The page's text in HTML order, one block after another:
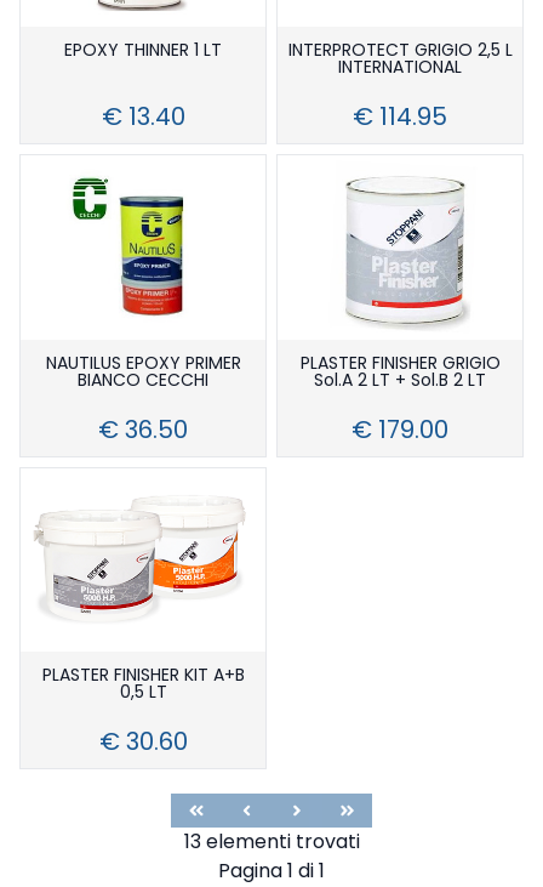
EPOXY THINNER 1 LT
€ 13.40
INTERPROTECT GRIGIO 2,5 L
INTERNATIONAL
€ 114.95
NAUTILUS EPOXY PRIMER
BIANCO CECCHI
€ 36.50
PLASTER FINISHER GRIGIO
Sol.A 2 LT + Sol.B 2 LT
€ 179.00
PLASTER FINISHER KIT A+B
0,5 LT
€ 30.60
First Previous
13 elementi trovati
Pagina 1 di 1
Next Last